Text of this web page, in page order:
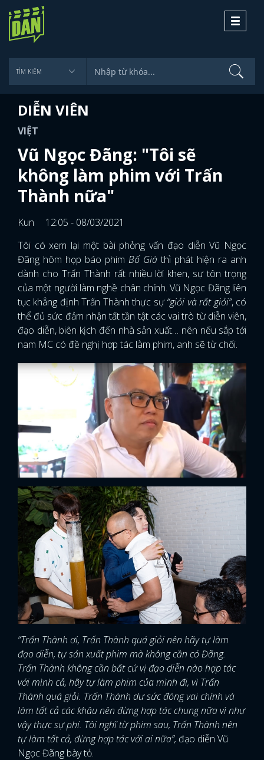
Toggle
DIỄN VIÊN
VIỆT
Vũ Ngọc Đãng: "Tôi sẽ
không làm phim với Trấn
Thành nữa"
Kun
12:05 - 08/03/2021
Tôi có xem lại một bài phỏng vấn đạo diễn Vũ Ngọc
Đãng hôm họp báo phim Bố Già thì phát hiện ra anh
dành cho Trấn Thành rất nhiều lời khen, sự tôn trọng
của một người làm nghề chân chính. Vũ Ngọc Đãng liên
tục khẳng định Trấn Thành thực sự “giỏi và rất giỏi”, có
thể đủ sức đảm nhận tất tần tật các vai trò từ diễn viên,
đạo diễn, biên kịch đến nhà sản xuất… nên nếu sắp tới
nam MC có đề nghị hợp tác làm phim, anh sẽ từ chối.
“Trấn Thành ơi, Trấn Thành quá giỏi nên hãy tự làm
đạo diễn, tự sản xuất phim mà không cần có Đãng.
Trấn Thành không cần bất cứ vị đạo diễn nào hợp tác
với mình cả, hãy tự làm phim của mình đi, vì Trấn
Thành quá giỏi. Trấn Thành dư sức đóng vai chính và
làm tất cả các khâu nên đừng hợp tác chung nữa vì như
vậy thực sự phí. Tôi nghĩ từ phim sau, Trấn Thành nên
tự làm tất cả, đừng hợp tác với ai nữa”, đạo diễn Vũ
Ngọc Đãng bày tỏ.